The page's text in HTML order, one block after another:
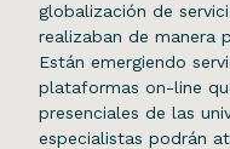
globalización de
realizaban de manera
Están emergiendo
plataformas on-line
presenciales de las
especialistas podrán